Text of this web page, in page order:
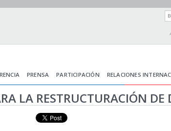
PRENSA PARTICIPACIÓN RELACIONES
LA RESTRUCTURACIÓN DE